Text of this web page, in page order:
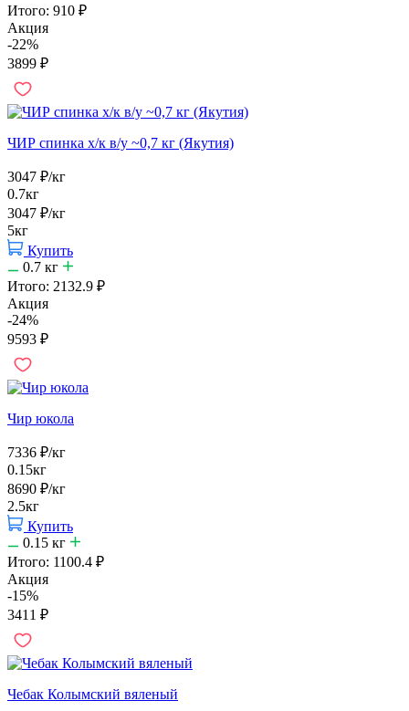
Итого: 910 ₽
Акция
-22%
3899 ₽
ЧИР спинка х/к в/у ~0,7 кг (Якутия)
3047 ₽/кг
0.7кг
3047 ₽/кг
5кг
Купить
0.7 кг
Итого: 2132.9 ₽
Акция
-24%
9593 ₽
Чир юкола
7336 ₽/кг
0.15кг
8690 ₽/кг
2.5кг
Купить
0.15 кг
Итого: 1100.4 ₽
Акция
-15%
3411 ₽
Чебак Колымский вяленый